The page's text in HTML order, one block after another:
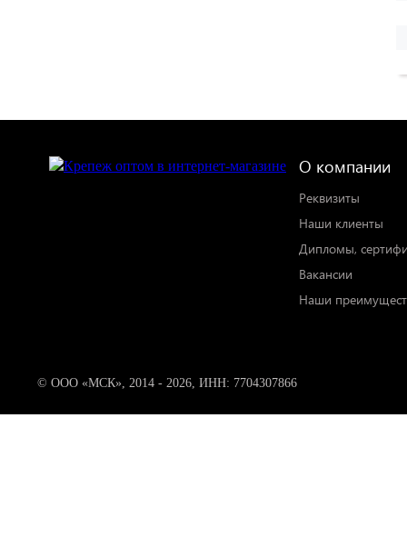
О компании
Реквизиты
Наши клиенты
Дипломы,
Вакансии
Наши
© ООО «МСК», 2014 - 2026, ИНН: 7704307866